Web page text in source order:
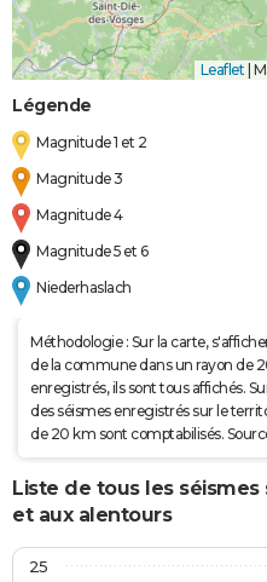
Leaflet
Légende
Magnitude 1 et 2
Magnitude 3
Magnitude 4
Magnitude 5 et 6
Niederhaslach
Méthodologie : Sur la carte,
de la commune dans un rayon de
enregistrés, ils sont tous affichés.
des séismes enregistrés sur le
de 20 km sont comptabilisés.
Liste de tous les
et aux alentours
25